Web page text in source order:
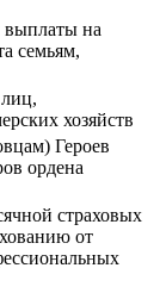
выплаты на
семьям,
хозяйств
Героев
ордена
страховых
от